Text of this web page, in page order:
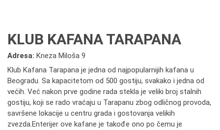
KLUB KAFANA TARAPANA
Adresa: Kneza Miloša 9
Klub Kafana Tarapana je jedna od najpopularnijih kafana u
Beogradu. Sa kapacitetom od 500 gostiju, svakako i jedna od
većih. Već nakon prve godine rada stekla je veliki broj stalnih
gostiju, koji se rado vraćaju u Tarapanu zbog odličnog provoda,
savršene lokacije u centru grada i gostovanja velikih
zvezda.Enterijer ove kafane je takođe ono po čemu je